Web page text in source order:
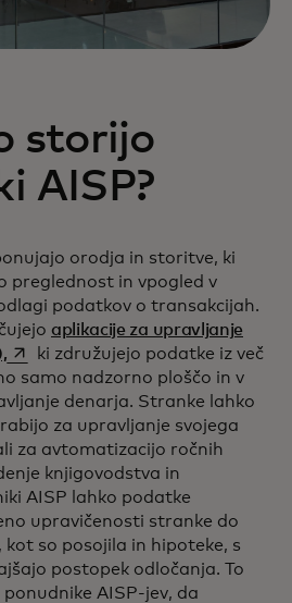
storijo
AISP?
orodja in storitve, ki
preglednost in vpogled v
podatkov o transakcijah.
aplikacije za upravljanje
opens in a new tab
ki združujejo podatke iz več
samo nadzorno ploščo in v
denarja. Stranke lahko
za upravljanje svojega
za avtomatizacijo ročnih
knjigovodstva in
AISP lahko podatke
upravičenosti stranke do
so posojila in hipoteke, s
postopek odločanja. To
AISP-jev, da